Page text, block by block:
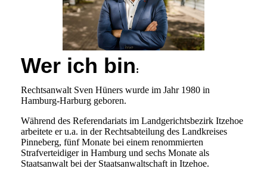
Wer ich bin:
Rechtsanwalt Sven Hüners wurde im Jahr 1980 in
Hamburg-Harburg geboren.
Während des Referendariats im Landgerichtsbezirk Itzehoe
arbeitete er u.a. in der Rechtsabteilung des Landkreises
Pinneberg, fünf Monate bei einem renommierten
Strafverteidiger in Hamburg und sechs Monate als
Staatsanwalt bei der Staatsanwaltschaft in Itzehoe.